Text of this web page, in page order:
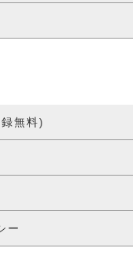
無料)
ー